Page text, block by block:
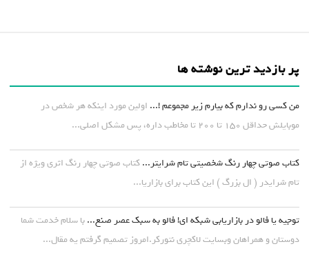
پر بازدید ترین نوشته ها
من کسی رو ندارم که بیارم زیر مجموعم !... اولین مورد اینکه هر شخص در
موبایلش حداقل ۱۵۰ تا ۲۰۰ تا مخاطب داره، پس مشکل اصلی...
کتاب صوتی چهار رنگ شخصیتی تام شرایتر... کتاب صوتی چهار رنگ اثری ویژه از
تام شرایدر ( ال بزرگ ) این کتاب برای بازاریا...
توجیه یا فالو در بازاریابی شبکه ای! فالو به سبک عصر صنع... با سلام خدمت شما
دوستان و همراهان وبسایت لاکچری نتورکر.امروز تصمیم گرفتم یه مقال...